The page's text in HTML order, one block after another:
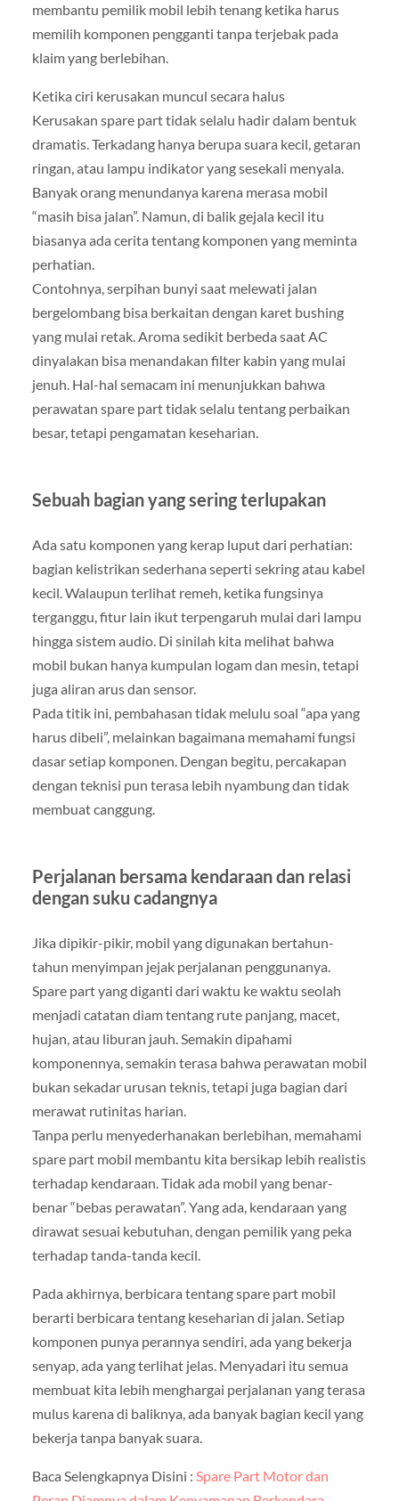
membantu pemilik mobil lebih tenang ketika harus
memilih komponen pengganti tanpa terjebak pada
klaim yang berlebihan.
Ketika ciri kerusakan muncul secara halus
Kerusakan spare part tidak selalu hadir dalam bentuk
dramatis. Terkadang hanya berupa suara kecil, getaran
ringan, atau lampu indikator yang sesekali menyala.
Banyak orang menundanya karena merasa mobil
“masih bisa jalan”. Namun, di balik gejala kecil itu
biasanya ada cerita tentang komponen yang meminta
perhatian.
Contohnya, serpihan bunyi saat melewati jalan
bergelombang bisa berkaitan dengan karet bushing
yang mulai retak. Aroma sedikit berbeda saat AC
dinyalakan bisa menandakan filter kabin yang mulai
jenuh. Hal-hal semacam ini menunjukkan bahwa
perawatan spare part tidak selalu tentang perbaikan
besar, tetapi pengamatan keseharian.
Sebuah bagian yang sering terlupakan
Ada satu komponen yang kerap luput dari perhatian:
bagian kelistrikan sederhana seperti sekring atau kabel
kecil. Walaupun terlihat remeh, ketika fungsinya
terganggu, fitur lain ikut terpengaruh mulai dari lampu
hingga sistem audio. Di sinilah kita melihat bahwa
mobil bukan hanya kumpulan logam dan mesin, tetapi
juga aliran arus dan sensor.
Pada titik ini, pembahasan tidak melulu soal “apa yang
harus dibeli”, melainkan bagaimana memahami fungsi
dasar setiap komponen. Dengan begitu, percakapan
dengan teknisi pun terasa lebih nyambung dan tidak
membuat canggung.
Perjalanan bersama kendaraan dan relasi
dengan suku cadangnya
Jika dipikir-pikir, mobil yang digunakan bertahun-
tahun menyimpan jejak perjalanan penggunanya.
Spare part yang diganti dari waktu ke waktu seolah
menjadi catatan diam tentang rute panjang, macet,
hujan, atau liburan jauh. Semakin dipahami
komponennya, semakin terasa bahwa perawatan mobil
bukan sekadar urusan teknis, tetapi juga bagian dari
merawat rutinitas harian.
Tanpa perlu menyederhanakan berlebihan, memahami
spare part mobil membantu kita bersikap lebih realistis
terhadap kendaraan. Tidak ada mobil yang benar-
benar “bebas perawatan”. Yang ada, kendaraan yang
dirawat sesuai kebutuhan, dengan pemilik yang peka
terhadap tanda-tanda kecil.
Pada akhirnya, berbicara tentang spare part mobil
berarti berbicara tentang keseharian di jalan. Setiap
komponen punya perannya sendiri, ada yang bekerja
senyap, ada yang terlihat jelas. Menyadari itu semua
membuat kita lebih menghargai perjalanan yang terasa
mulus karena di baliknya, ada banyak bagian kecil yang
bekerja tanpa banyak suara.
Baca Selengkapnya Disini : Spare Part Motor dan